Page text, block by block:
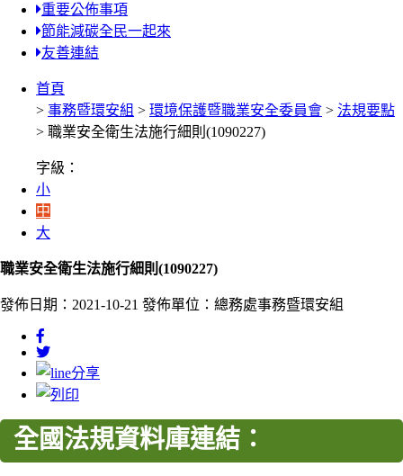
重要公佈事項
節能減碳全民一起來
友善連結
首頁
> 事務暨環安組 > 環境保護暨職業安全委員會 > 法規要點
> 職業安全衛生法施行細則(1090227)
字級：
小
中
大
職業安全衛生法施行細則(1090227)
發佈日期：2021-10-21 發佈單位：總務處事務暨環安組
全國法規資料庫連結：